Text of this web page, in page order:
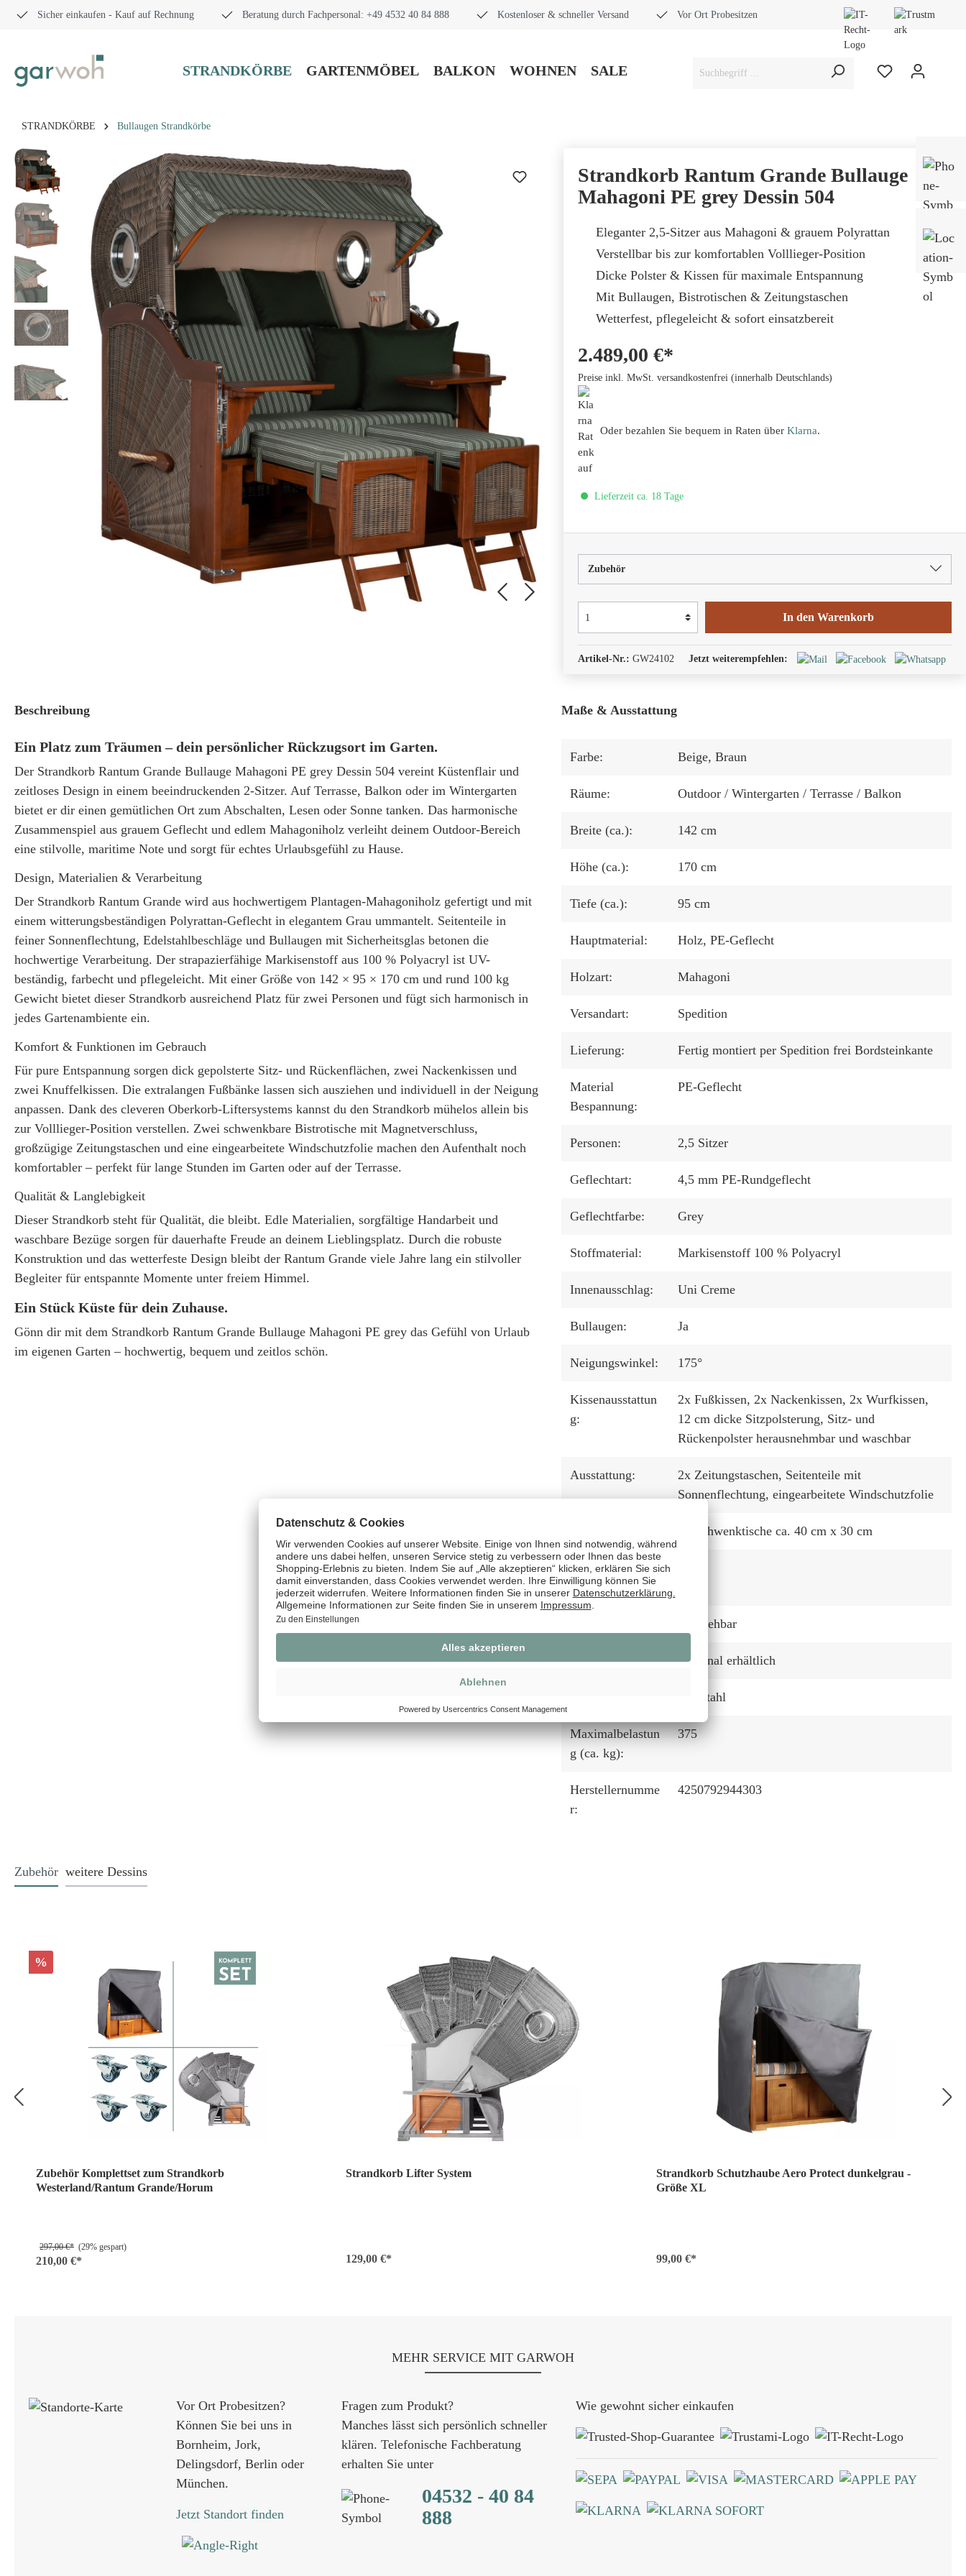
Sicher einkaufen - Kauf auf Rechnung Beratung durch Fachpersonal: +49 4532 40 84 888 Kostenloser & schneller Versand Vor Ort Probesitzen
STRANDKÖRBE GARTENMÖBEL BALKON WOHNEN SALE
STRANDKÖRBE Bullaugen Strandkörbe
Strandkorb Rantum Grande Bullauge
Mahagoni PE grey Dessin 504
Eleganter 2,5-Sitzer aus Mahagoni & grauem Polyrattan
Verstellbar bis zur komfortablen Volllieger-Position
Dicke Polster & Kissen für maximale Entspannung
Mit Bullaugen, Bistrotischen & Zeitungstaschen
Wetterfest, pflegeleicht & sofort einsatzbereit
2.489,00 €*
Preise inkl. MwSt. versandkostenfrei (innerhalb Deutschlands)
Oder bezahlen Sie bequem in Raten über Klarna.
Lieferzeit ca. 18 Tage
Zubehör
In den Warenkorb
Artikel-Nr.: GW24102 Jetzt weiterempfehlen:
Beschreibung
Ein Platz zum Träumen – dein persönlicher Rückzugsort im Garten.
Der Strandkorb Rantum Grande Bullauge Mahagoni PE grey Dessin 504 vereint Küstenflair und
zeitloses Design in einem beeindruckenden 2-Sitzer. Auf Terrasse, Balkon oder im Wintergarten
bietet er dir einen gemütlichen Ort zum Abschalten, Lesen oder Sonne tanken. Das harmonische
Zusammenspiel aus grauem Geflecht und edlem Mahagoniholz verleiht deinem Outdoor-Bereich
eine stilvolle, maritime Note und sorgt für echtes Urlaubsgefühl zu Hause.
Design, Materialien & Verarbeitung
Der Strandkorb Rantum Grande wird aus hochwertigem Plantagen-Mahagoniholz gefertigt und mit
einem witterungsbeständigen Polyrattan-Geflecht in elegantem Grau ummantelt. Seitenteile in
feiner Sonnenflechtung, Edelstahlbeschläge und Bullaugen mit Sicherheitsglas betonen die
hochwertige Verarbeitung. Der strapazierfähige Markisenstoff aus 100 % Polyacryl ist UV-
beständig, farbecht und pflegeleicht. Mit einer Größe von 142 × 95 × 170 cm und rund 100 kg
Gewicht bietet dieser Strandkorb ausreichend Platz für zwei Personen und fügt sich harmonisch in
jedes Gartenambiente ein.
Komfort & Funktionen im Gebrauch
Für pure Entspannung sorgen dick gepolsterte Sitz- und Rückenflächen, zwei Nackenkissen und
zwei Knuffelkissen. Die extralangen Fußbänke lassen sich ausziehen und individuell in der Neigung
anpassen. Dank des cleveren Oberkorb-Liftersystems kannst du den Strandkorb mühelos allein bis
zur Volllieger-Position verstellen. Zwei schwenkbare Bistrotische mit Magnetverschluss,
großzügige Zeitungstaschen und eine eingearbeitete Windschutzfolie machen den Aufenthalt noch
komfortabler – perfekt für lange Stunden im Garten oder auf der Terrasse.
Qualität & Langlebigkeit
Dieser Strandkorb steht für Qualität, die bleibt. Edle Materialien, sorgfältige Handarbeit und
waschbare Bezüge sorgen für dauerhafte Freude an deinem Lieblingsplatz. Durch die robuste
Konstruktion und das wetterfeste Design bleibt der Rantum Grande viele Jahre lang ein stilvoller
Begleiter für entspannte Momente unter freiem Himmel.
Ein Stück Küste für dein Zuhause.
Gönn dir mit dem Strandkorb Rantum Grande Bullauge Mahagoni PE grey das Gefühl von Urlaub
im eigenen Garten – hochwertig, bequem und zeitlos schön.
Maße & Ausstattung
Farbe: Beige, Braun
Räume: Outdoor / Wintergarten / Terrasse / Balkon
Breite (ca.): 142 cm
Höhe (ca.): 170 cm
Tiefe (ca.): 95 cm
Hauptmaterial: Holz, PE-Geflecht
Holzart: Mahagoni
Versandart: Spedition
Lieferung: Fertig montiert per Spedition frei Bordsteinkante
Material
Bespannung:
PE-Geflecht
Personen: 2,5 Sitzer
Geflechtart: 4,5 mm PE-Rundgeflecht
Geflechtfarbe: Grey
Stoffmaterial: Markisenstoff 100 % Polyacryl
Innenausschlag: Uni Creme
Bullaugen: Ja
Neigungswinkel: 175°
Kissenausstattun
g:
2x Fußkissen, 2x Nackenkissen, 2x Wurfkissen,
12 cm dicke Sitzpolsterung, Sitz- und
Rückenpolster herausnehmbar und waschbar
Ausstattung: 2x Zeitungstaschen, Seitenteile mit
Sonnenflechtung, eingearbeitete Windschutzfolie
2x Schwenktische ca. 40 cm x 30 cm
Staufach unter
der Sitzbank:
Ausziehbar
Lifter System: Optional erhältlich
Edelstahl
Maximalbelastun
g (ca. kg):
375
Herstellernumme
r:
4250792944303
Zubehör weitere Dessins
%
Zubehör Komplettset zum Strandkorb
Westerland/Rantum Grande/Horum
297,00 €* (29% gespart)
210,00 €*
Strandkorb Lifter System
129,00 €*
Strandkorb Schutzhaube Aero Protect dunkelgrau -
Größe XL
99,00 €*
MEHR SERVICE MIT GARWOH
Vor Ort Probesitzen?
Können Sie bei uns in
Bornheim, Jork,
Delingsdorf, Berlin oder
München.
Jetzt Standort finden
Fragen zum Produkt?
Manches lässt sich persönlich schneller
klären. Telefonische Fachberatung
erhalten Sie unter
04532 - 40 84
888
Wie gewohnt sicher einkaufen